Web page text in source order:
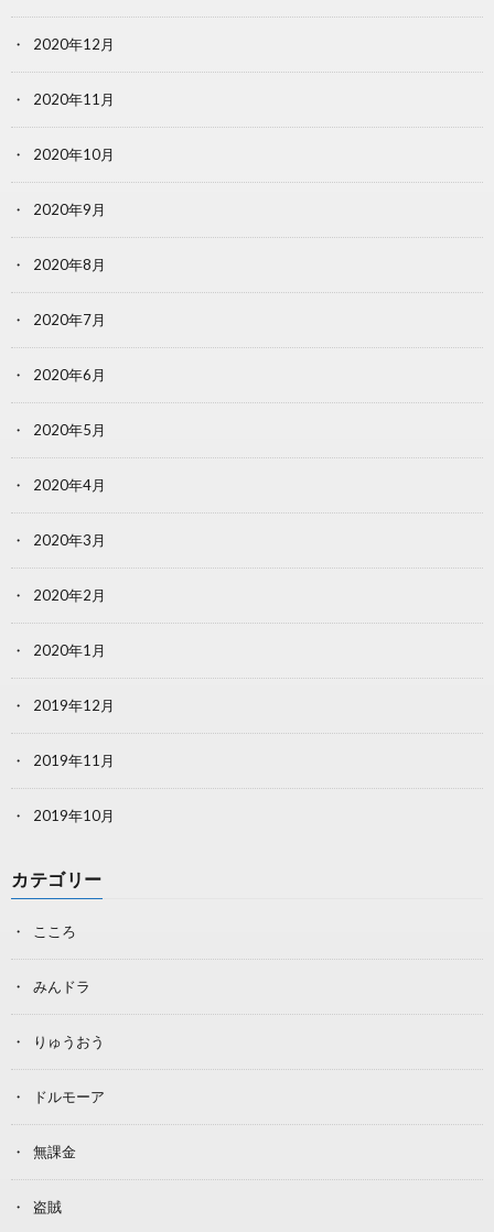
2020年12月
2020年11月
2020年10月
2020年9月
2020年8月
2020年7月
2020年6月
2020年5月
2020年4月
2020年3月
2020年2月
2020年1月
2019年12月
2019年11月
2019年10月
カテゴリー
こころ
みんドラ
りゅうおう
ドルモーア
無課金
盗賊